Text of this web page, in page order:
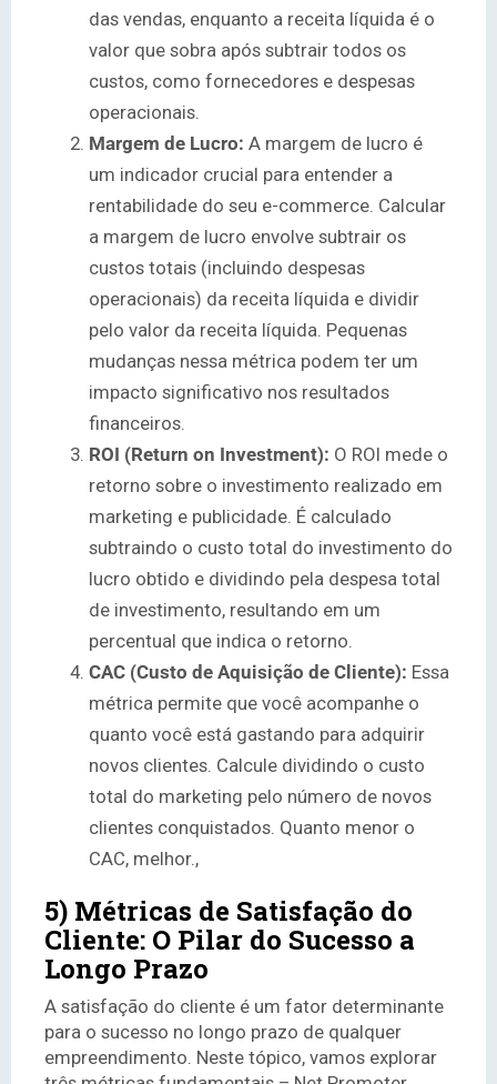
das vendas, enquanto a receita líquida é o
valor que sobra após subtrair todos os
custos, como fornecedores e despesas
operacionais.
Margem de Lucro: A margem de lucro é
um indicador crucial para entender a
rentabilidade do seu e-commerce. Calcular
a margem de lucro envolve subtrair os
custos totais (incluindo despesas
operacionais) da receita líquida e dividir
pelo valor da receita líquida. Pequenas
mudanças nessa métrica podem ter um
impacto significativo nos resultados
financeiros.
ROI (Return on Investment): O ROI mede o
retorno sobre o investimento realizado em
marketing e publicidade. É calculado
subtraindo o custo total do investimento do
lucro obtido e dividindo pela despesa total
de investimento, resultando em um
percentual que indica o retorno.
CAC (Custo de Aquisição de Cliente): Essa
métrica permite que você acompanhe o
quanto você está gastando para adquirir
novos clientes. Calcule dividindo o custo
total do marketing pelo número de novos
clientes conquistados. Quanto menor o
CAC, melhor.,
5) Métricas de Satisfação do
Cliente: O Pilar do Sucesso a
Longo Prazo
A satisfação do cliente é um fator determinante
para o sucesso no longo prazo de qualquer
empreendimento. Neste tópico, vamos explorar